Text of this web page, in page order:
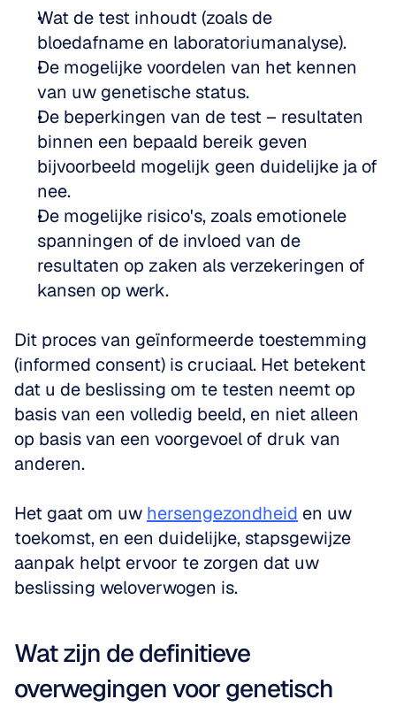
Wat de test inhoudt (zoals de
bloedafname en laboratoriumanalyse).
De mogelijke voordelen van het kennen
van uw genetische status.
De beperkingen van de test – resultaten
binnen een bepaald bereik geven
bijvoorbeeld mogelijk geen duidelijke ja of
nee.
De mogelijke risico's, zoals emotionele
spanningen of de invloed van de
resultaten op zaken als verzekeringen of
kansen op werk.
Dit proces van geïnformeerde toestemming
(informed consent) is cruciaal. Het betekent
dat u de beslissing om te testen neemt op
basis van een volledig beeld, en niet alleen
op basis van een voorgevoel of druk van
anderen.
Het gaat om uw hersengezondheid en uw
toekomst, en een duidelijke, stapsgewijze
aanpak helpt ervoor te zorgen dat uw
beslissing weloverwogen is.
Wat zijn de definitieve
overwegingen voor genetisch